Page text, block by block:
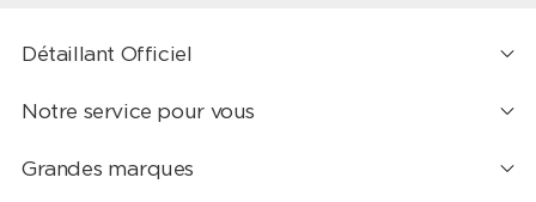
Détaillant Officiel
Notre service pour vous
Grandes marques